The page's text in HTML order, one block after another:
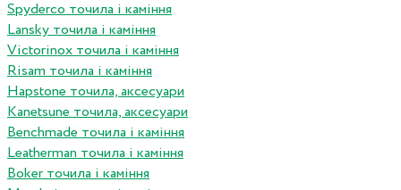
Spyderco точила і каміння
Lansky точила і каміння
Victorinox точила і каміння
Risam точила і каміння
Hapstone точила, аксесуари
Kanetsune точила, аксесуари
Benchmade точила і каміння
Leatherman точила і каміння
Boker точила і каміння